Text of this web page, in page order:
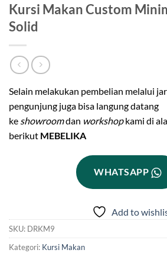
Kursi Makan Custom
Solid
Selain melakukan pembelian melalui
pengunjung juga bisa langung datang
ke showroomdan workshopkami di
berikut MEBELIKA
WHATSAPP
Add to
SKU: DRKM9
Kategori: Kursi Makan